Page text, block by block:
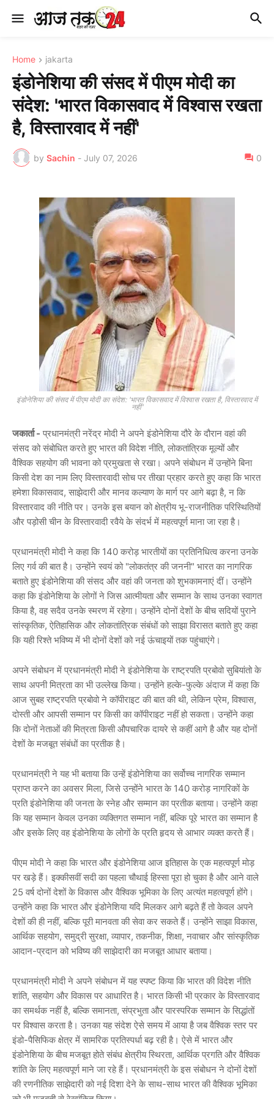
Home jakarta
इंडोनेशिया की संसद में पीएम मोदी का
संदेश: 'भारत विकासवाद में विश्वास रखता
है, विस्तारवाद में नहीं'
by Sachin - July 07, 2026 0
इंडोनेशिया की संसद में पीएम मोदी का संदेश: 'भारत विकासवाद में विश्वास रखता है, विस्तारवाद में
नहीं'
जकार्ता - प्रधानमंत्री नरेंद्र मोदी ने अपने इंडोनेशिया दौरे के दौरान वहां की
संसद को संबोधित करते हुए भारत की विदेश नीति, लोकतांत्रिक मूल्यों और
वैश्विक सहयोग की भावना को प्रमुखता से रखा। अपने संबोधन में उन्होंने बिना
किसी देश का नाम लिए विस्तारवादी सोच पर तीखा प्रहार करते हुए कहा कि भारत
हमेशा विकासवाद, साझेदारी और मानव कल्याण के मार्ग पर आगे बढ़ा है, न कि
विस्तारवाद की नीति पर। उनके इस बयान को क्षेत्रीय भू-राजनीतिक परिस्थितियों
और पड़ोसी चीन के विस्तारवादी रवैये के संदर्भ में महत्वपूर्ण माना जा रहा है।
प्रधानमंत्री मोदी ने कहा कि 140 करोड़ भारतीयों का प्रतिनिधित्व करना उनके
लिए गर्व की बात है। उन्होंने स्वयं को "लोकतंत्र की जननी" भारत का नागरिक
बताते हुए इंडोनेशिया की संसद और वहां की जनता को शुभकामनाएं दीं। उन्होंने
कहा कि इंडोनेशिया के लोगों ने जिस आत्मीयता और सम्मान के साथ उनका स्वागत
किया है, वह सदैव उनके स्मरण में रहेगा। उन्होंने दोनों देशों के बीच सदियों पुराने
सांस्कृतिक, ऐतिहासिक और लोकतांत्रिक संबंधों को साझा विरासत बताते हुए कहा
कि यही रिश्ते भविष्य में भी दोनों देशों को नई ऊंचाइयों तक पहुंचाएंगे।
अपने संबोधन में प्रधानमंत्री मोदी ने इंडोनेशिया के राष्ट्रपति प्रबोवो सुबियांतो के
साथ अपनी मित्रता का भी उल्लेख किया। उन्होंने हल्के-फुल्के अंदाज में कहा कि
आज सुबह राष्ट्रपति प्रबोवो ने कॉपीराइट की बात की थी, लेकिन प्रेम, विश्वास,
दोस्ती और आपसी सम्मान पर किसी का कॉपीराइट नहीं हो सकता। उन्होंने कहा
कि दोनों नेताओं की मित्रता किसी औपचारिक दायरे से कहीं आगे है और यह दोनों
देशों के मजबूत संबंधों का प्रतीक है।
प्रधानमंत्री ने यह भी बताया कि उन्हें इंडोनेशिया का सर्वोच्च नागरिक सम्मान
प्राप्त करने का अवसर मिला, जिसे उन्होंने भारत के 140 करोड़ नागरिकों के
प्रति इंडोनेशिया की जनता के स्नेह और सम्मान का प्रतीक बताया। उन्होंने कहा
कि यह सम्मान केवल उनका व्यक्तिगत सम्मान नहीं, बल्कि पूरे भारत का सम्मान है
और इसके लिए वह इंडोनेशिया के लोगों के प्रति हृदय से आभार व्यक्त करते हैं।
पीएम मोदी ने कहा कि भारत और इंडोनेशिया आज इतिहास के एक महत्वपूर्ण मोड़
पर खड़े हैं। इक्कीसवीं सदी का पहला चौथाई हिस्सा पूरा हो चुका है और आने वाले
25 वर्ष दोनों देशों के विकास और वैश्विक भूमिका के लिए अत्यंत महत्वपूर्ण होंगे।
उन्होंने कहा कि भारत और इंडोनेशिया यदि मिलकर आगे बढ़ते हैं तो केवल अपने
देशों की ही नहीं, बल्कि पूरी मानवता की सेवा कर सकते हैं। उन्होंने साझा विकास,
आर्थिक सहयोग, समुद्री सुरक्षा, व्यापार, तकनीक, शिक्षा, नवाचार और सांस्कृतिक
आदान-प्रदान को भविष्य की साझेदारी का मजबूत आधार बताया।
प्रधानमंत्री मोदी ने अपने संबोधन में यह स्पष्ट किया कि भारत की विदेश नीति
शांति, सहयोग और विकास पर आधारित है। भारत किसी भी प्रकार के विस्तारवाद
का समर्थक नहीं है, बल्कि समानता, संप्रभुता और पारस्परिक सम्मान के सिद्धांतों
पर विश्वास करता है। उनका यह संदेश ऐसे समय में आया है जब वैश्विक स्तर पर
इंडो-पैसिफिक क्षेत्र में सामरिक प्रतिस्पर्धा बढ़ रही है। ऐसे में भारत और
इंडोनेशिया के बीच मजबूत होते संबंध क्षेत्रीय स्थिरता, आर्थिक प्रगति और वैश्विक
शांति के लिए महत्वपूर्ण माने जा रहे हैं। प्रधानमंत्री के इस संबोधन ने दोनों देशों
की रणनीतिक साझेदारी को नई दिशा देने के साथ-साथ भारत की वैश्विक भूमिका